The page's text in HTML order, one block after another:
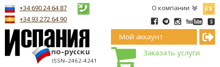
О компании
ISSN–2462-4241
+34 690 24 64 87
+34 93 272 64 90
Мой аккаунт
Заказать услуги